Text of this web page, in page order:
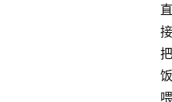
直
接
把
饭
喂